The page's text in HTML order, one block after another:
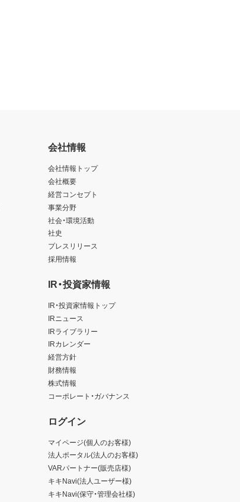
会社情報
会社情報トップ
会社概要
経営コンセプト
事業分野
社会・環境活動
社史
プレスリリース
採用情報
IR・投資家情報
IR・投資家情報トップ
IRニュース
IRライブラリー
IRカレンダー
経営方針
財務情報
株式情報
コーポレート・ガバナンス
ログイン
マイページ(個人のお客様)
法人ポータル(法人のお客様)
VARパートナー(販売店様)
キキNavi(法人ユーザー様)
キキNavi(保守・管理会社様)